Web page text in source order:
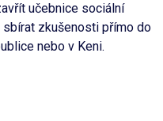
učebnice sociální
zkušenosti přímo do
nebo v Keni.